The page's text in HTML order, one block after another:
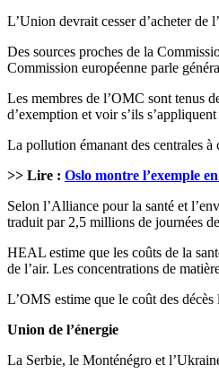
L’Union devrait cesser d’acheter de
Des sources proches de la
Commission européenne parle
Les membres de l’OMC sont tenus
d’exemption et voir s’ils
La pollution émanant des centrales
>> Lire : Oslo montre l’exemple
Selon l’Alliance pour la santé et
traduit par 2,5 millions de journées
HEAL estime que les coûts de la
de l’air. Les concentrations de
L’OMS estime que le coût des
Union de l’énergie
La Serbie, le Monténégro et